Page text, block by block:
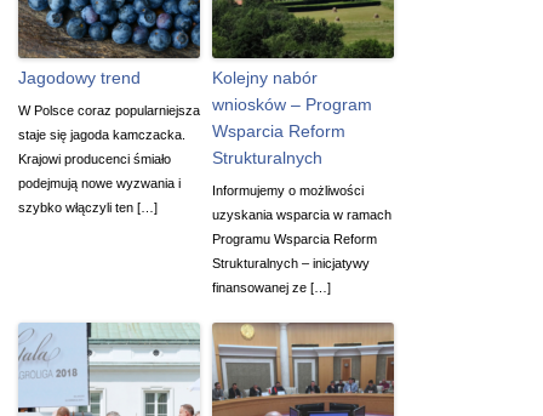
Jagodowy trend
W Polsce coraz popularniejsza
staje się jagoda kamczacka.
Krajowi producenci śmiało
podejmują nowe wyzwania i
szybko włączyli ten […]
Kolejny nabór
wniosków – Program
Wsparcia Reform
Strukturalnych
Informujemy o możliwości
uzyskania wsparcia w ramach
Programu Wsparcia Reform
Strukturalnych – inicjatywy
finansowanej ze […]